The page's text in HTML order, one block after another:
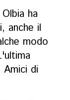
ha
anche il
modo
di